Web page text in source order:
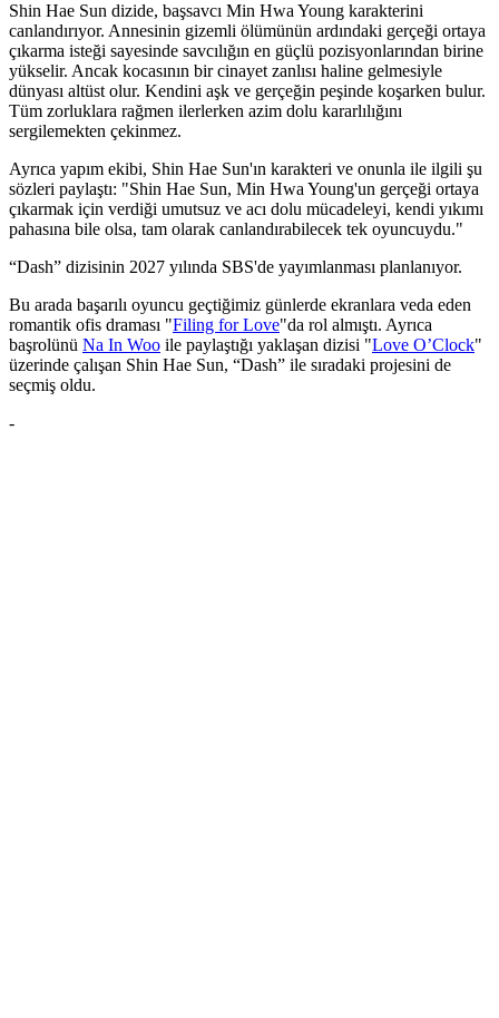
Shin Hae Sun dizide, başsavcı Min Hwa Young karakterini
canlandırıyor. Annesinin gizemli ölümünün ardındaki gerçeği ortaya
çıkarma isteği sayesinde savcılığın en güçlü pozisyonlarından birine
yükselir. Ancak kocasının bir cinayet zanlısı haline gelmesiyle
dünyası altüst olur. Kendini aşk ve gerçeğin peşinde koşarken bulur.
Tüm zorluklara rağmen ilerlerken azim dolu kararlılığını
sergilemekten çekinmez.
Ayrıca yapım ekibi, Shin Hae Sun'ın karakteri ve onunla ile ilgili şu
sözleri paylaştı: "Shin Hae Sun, Min Hwa Young'un gerçeği ortaya
çıkarmak için verdiği umutsuz ve acı dolu mücadeleyi, kendi yıkımı
pahasına bile olsa, tam olarak canlandırabilecek tek oyuncuydu."
“Dash” dizisinin 2027 yılında SBS'de yayımlanması planlanıyor.
Bu arada başarılı oyuncu geçtiğimiz günlerde ekranlara veda eden
romantik ofis draması "Filing for Love"da rol almıştı. Ayrıca
başrolünü Na In Woo ile paylaştığı yaklaşan dizisi "Love O’Clock"
üzerinde çalışan Shin Hae Sun, “Dash” ile sıradaki projesini de
seçmiş oldu.
-